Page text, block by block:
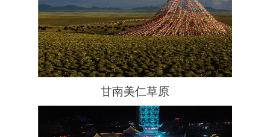
甘南美仁草原